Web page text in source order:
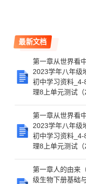
最新文档
第一章从世界看
2023学年八年级
初中学习资料
理8上单元测试（
第一章从世界看
2023学年八年级
初中学习资料
理8上单元测试（
第一章人的由来
级生物下册基础